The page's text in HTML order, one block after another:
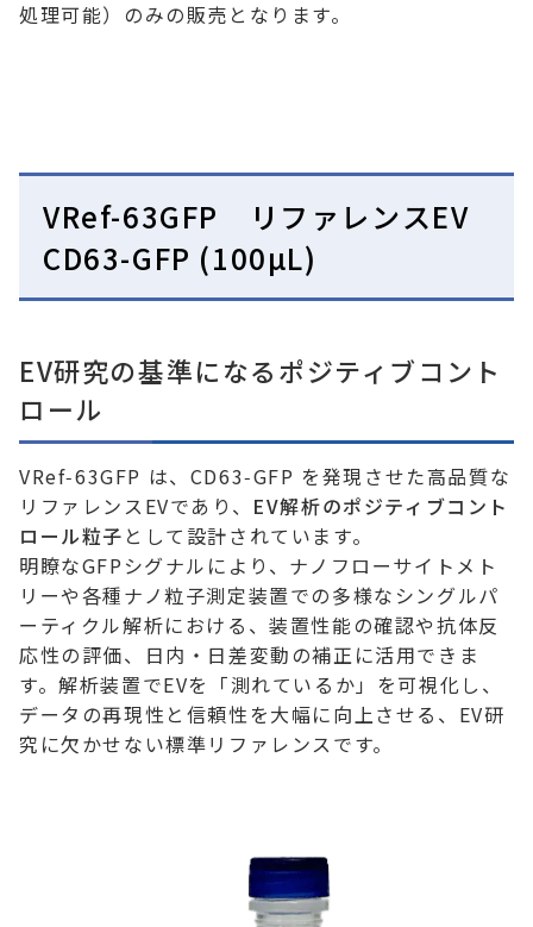
処理可能）のみの販売となります。
VRef-63GFP リファレンスEV
CD63-GFP (100µL)
EV研究の基準になるポジティブコント
ロール
VRef‑63GFP は、CD63‑GFP を発現させた高品質な
リファレンスEVであり、 EV解析のポジティブコント
ロール粒子 として設計されています。
明瞭なGFPシグナルにより、ナノフローサイトメト
リーや各種ナノ粒子測定装置での多様なシングルパ
ーティクル解析における、装置性能の確認や抗体反
応性の評価、日内・日差変動の補正に活用できま
す。解析装置でEVを「測れているか」を可視化し、
データの再現性と信頼性を大幅に向上させる、EV研
究に欠かせない標準リファレンスです。